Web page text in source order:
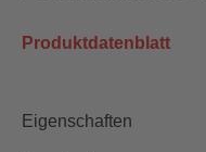
Produktdatenblatt
Eigenschaften